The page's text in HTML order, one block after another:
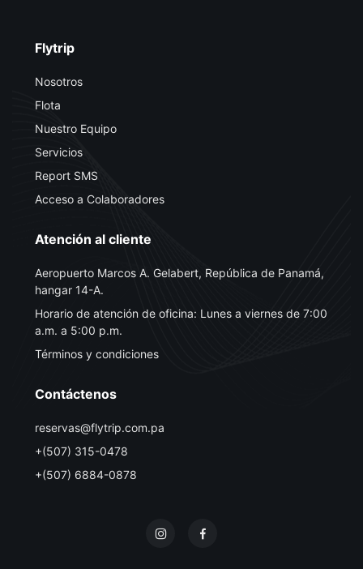
Flytrip
Nosotros
Flota
Nuestro Equipo
Servicios
Report SMS
Acceso a Colaboradores
Atención al cliente
Aeropuerto Marcos A. Gelabert, República de Panamá,
hangar 14-A.
Horario de atención de oficina: Lunes a viernes de 7:00
a.m. a 5:00 p.m.
Términos y condiciones
Contáctenos
reservas@flytrip.com.pa
+(507) 315-0478
+(507) 6884-0878